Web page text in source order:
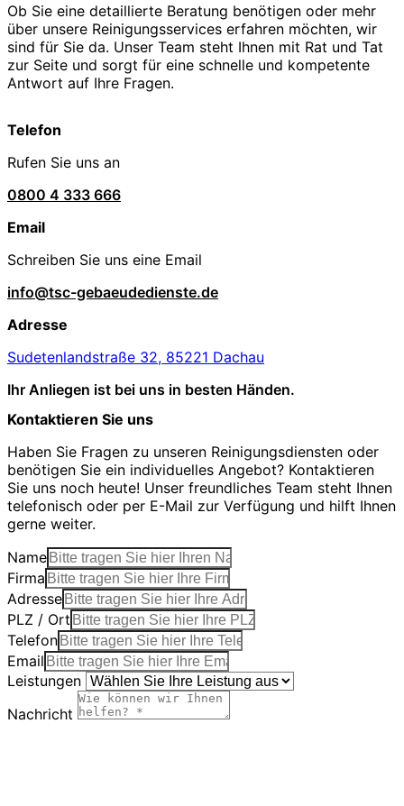
Ob Sie eine detaillierte Beratung benötigen oder mehr
über unsere Reinigungsservices erfahren möchten, wir
sind für Sie da. Unser Team steht Ihnen mit Rat und Tat
zur Seite und sorgt für eine schnelle und kompetente
Antwort auf Ihre Fragen.
Telefon
Rufen Sie uns an
0800 4 333 666
Email
Schreiben Sie uns eine Email
info@tsc-gebaeudedienste.de
Adresse
Sudetenlandstraße 32, 85221 Dachau
Ihr Anliegen ist bei uns in besten Händen.
Kontaktieren Sie uns
Haben Sie Fragen zu unseren Reinigungsdiensten oder
benötigen Sie ein individuelles Angebot? Kontaktieren
Sie uns noch heute! Unser freundliches Team steht Ihnen
telefonisch oder per E-Mail zur Verfügung und hilft Ihnen
gerne weiter.
Name
Firma
Adresse
PLZ / Ort
Telefon
Email
Leistungen
Nachricht